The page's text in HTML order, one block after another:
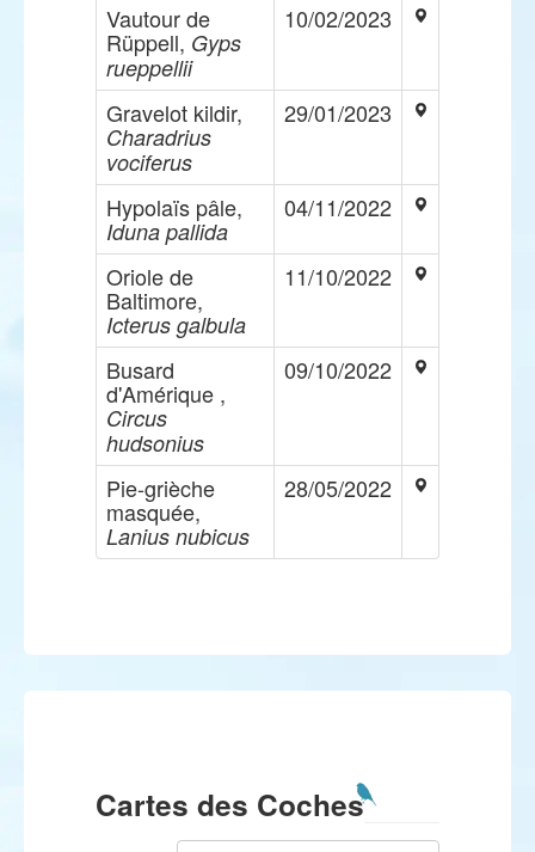
Vautour de
Rüppell, Gyps
rueppellii
10/02/2023
Gravelot kildir,
Charadrius
vociferus
29/01/2023
Hypolaïs pâle,
Iduna pallida
04/11/2022
Oriole de
Baltimore,
Icterus galbula
11/10/2022
Busard
d'Amérique ,
Circus
hudsonius
09/10/2022
Pie-grièche
masquée,
Lanius nubicus
28/05/2022
Cartes des Coches